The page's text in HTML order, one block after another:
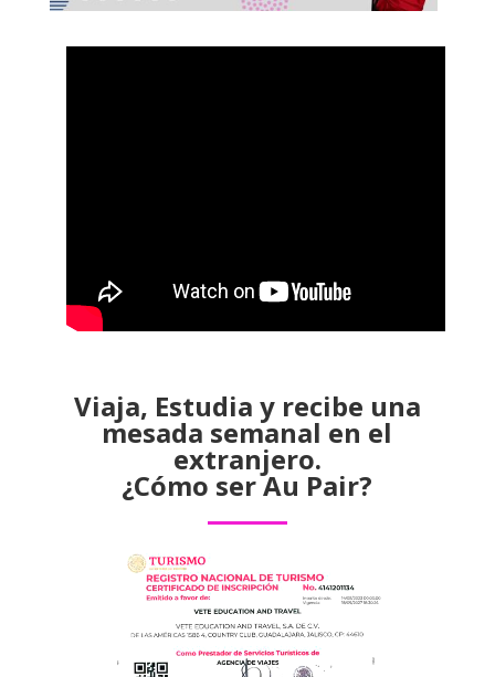
Viaja, Estudia y recibe una
mesada semanal en el
extranjero.
¿Cómo ser Au Pair?